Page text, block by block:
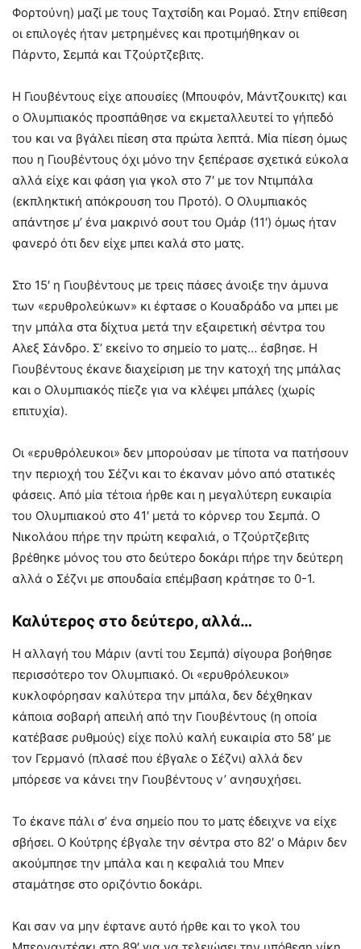
Φορτούνη) μαζί με τους Ταχτσίδη και Ρομαό. Στην επίθεση
οι επιλογές ήταν μετρημένες και προτιμήθηκαν οι
Πάρντο, Σεμπά και Τζούρτζεβιτς.
Η Γιουβέντους είχε απουσίες (Μπουφόν, Μάντζουκιτς) και
ο Ολυμπιακός προσπάθησε να εκμεταλλευτεί το γήπεδό
του και να βγάλει πίεση στα πρώτα λεπτά. Μία πίεση όμως
που η Γιουβέντους όχι μόνο την ξεπέρασε σχετικά εύκολα
αλλά είχε και φάση για γκολ στο 7′ με τον Ντιμπάλα
(εκπληκτική απόκρουση του Προτό). Ο Ολυμπιακός
απάντησε μ’ ένα μακρινό σουτ του Ομάρ (11′) όμως ήταν
φανερό ότι δεν είχε μπει καλά στο ματς.
Στο 15′ η Γιουβέντους με τρεις πάσες άνοιξε την άμυνα
των «ερυθρολεύκων» κι έφτασε ο Κουαδράδο να μπει με
την μπάλα στα δίχτυα μετά την εξαιρετική σέντρα του
Αλεξ Σάνδρο. Σ’ εκείνο το σημείο το ματς… έσβησε. Η
Γιουβέντους έκανε διαχείριση με την κατοχή της μπάλας
και ο Ολυμπιακός πίεζε για να κλέψει μπάλες (χωρίς
επιτυχία).
Οι «ερυθρόλευκοι» δεν μπορούσαν με τίποτα να πατήσουν
την περιοχή του Σέζνι και το έκαναν μόνο από στατικές
φάσεις. Από μία τέτοια ήρθε και η μεγαλύτερη ευκαιρία
του Ολυμπιακού στο 41′ μετά το κόρνερ του Σεμπά. Ο
Νικολάου πήρε την πρώτη κεφαλιά, ο Τζούρτζεβιτς
βρέθηκε μόνος του στο δεύτερο δοκάρι πήρε την δεύτερη
αλλά ο Σέζνι με σπουδαία επέμβαση κράτησε το 0-1.
Καλύτερος στο δεύτερο, αλλά…
Η αλλαγή του Μάριν (αντί του Σεμπά) σίγουρα βοήθησε
περισσότερο τον Ολυμπιακό. Οι «ερυθρόλευκοι»
κυκλοφόρησαν καλύτερα την μπάλα, δεν δέχθηκαν
κάποια σοβαρή απειλή από την Γιουβέντους (η οποία
κατέβασε ρυθμούς) είχε πολύ καλή ευκαιρία στο 58′ με
τον Γερμανό (πλασέ που έβγαλε ο Σέζνι) αλλά δεν
μπόρεσε να κάνει την Γιουβέντους ν’ ανησυχήσει.
Το έκανε πάλι σ’ ένα σημείο που το ματς έδειχνε να είχε
σβήσει. Ο Κούτρης έβγαλε την σέντρα στο 82′ ο Μάριν δεν
ακούμπησε την μπάλα και η κεφαλιά του Μπεν
σταμάτησε στο οριζόντιο δοκάρι.
Και σαν να μην έφτανε αυτό ήρθε και το γκολ του